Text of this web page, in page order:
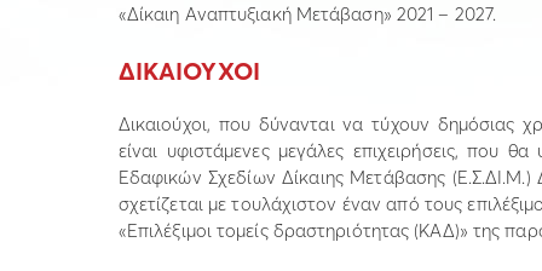
«Δίκαιη Αναπτυξιακή Μετάβαση» 2021 – 2027.
ΔΙΚΑΙΟΥΧΟΙ
Δικαιούχοι, που δύνανται να τύχουν δημόσιας
είναι υφιστάμενες μεγάλες επιχειρήσεις, που
Εδαφικών Σχεδίων Δίκαιης Μετάβασης
σχετίζεται με τουλάχιστον έναν από τους
«Επιλέξιμοι τομείς δραστηριότητας (ΚΑΔ)» της